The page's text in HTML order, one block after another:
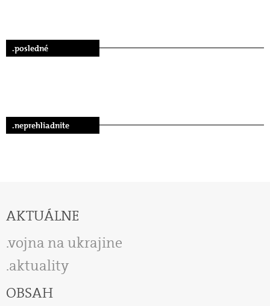
.posledné
.neprehliadnite
AKTUÁLNE
vojna na ukrajine
aktuality
OBSAH